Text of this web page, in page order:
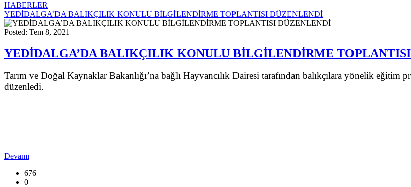
HABERLER
YEDİDALGA’DA BALIKÇILIK KONULU BİLGİLENDİRME TOPLANTISI DÜZENLENDİ
Posted: Tem 8, 2021
YEDİDALGA’DA BALIKÇILIK KONULU BİLGİLENDİRME
Tarım ve Doğal Kaynaklar Bakanlığı’na bağlı Hayvancılık Dairesi tarafından balıkçılara yönelik eğitim
düzenledi.
Devamı
676
0